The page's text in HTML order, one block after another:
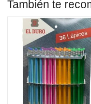
También te